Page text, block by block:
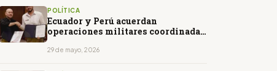
POLÍTICA
Ecuador y Perú acuerdan
operaciones militares coordinadas
29 de mayo, 2026
¿En que consiste la